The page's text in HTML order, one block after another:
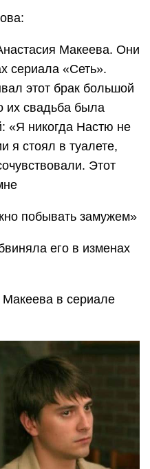
Макеева. Они
сериала «Сеть».
этот брак большой
их свадьба была
«Я никогда Настю не
я стоял в туалете,
Этот
побывать замужем»
его в изменах
в сериале